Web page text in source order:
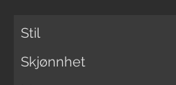
Stil
Skjønnhet